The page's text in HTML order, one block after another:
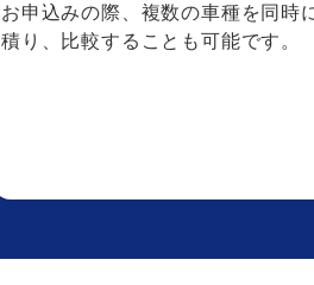
お申込みの際、複数の車種を同時
積り、比較することも可能です。